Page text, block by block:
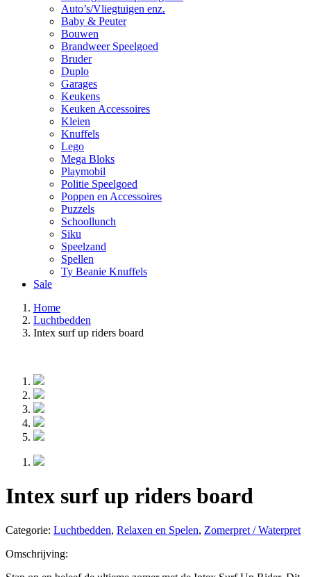
Auto’s/Vliegtuigen enz.
Baby & Peuter
Bouwen
Brandweer Speelgoed
Bruder
Duplo
Garages
Keukens
Keuken Accessoires
Kleien
Knuffels
Lego
Mega Bloks
Playmobil
Politie Speelgoed
Poppen en Accessoires
Puzzels
Schoollunch
Siku
Speelzand
Spellen
Ty Beanie Knuffels
Sale
Home
Luchtbedden
Intex surf up riders board
Intex surf up riders board
Categorie: Luchtbedden, Relaxen en Spelen, Zomerpret / Waterpret
Omschrijving: